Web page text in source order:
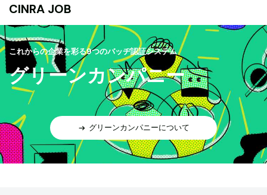
CINRA JOB
これからの企業を彩る9つのバッヂ認証システム
グリーンカンパニー
グリーンカンパニーについて